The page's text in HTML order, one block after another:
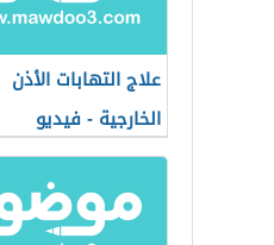
علاج التهابات الأذن
الخارجية - فيديو